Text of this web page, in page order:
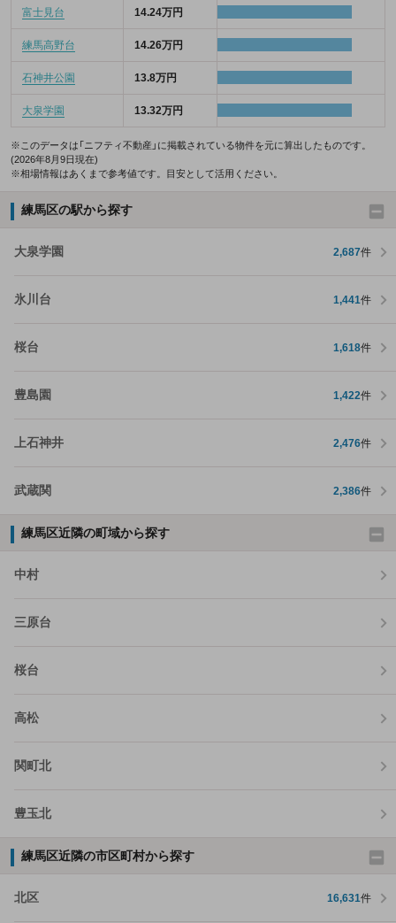
富士見台 14.24万円
練馬高野台 14.26万円
石神井公園 13.8万円
大泉学園 13.32万円
※このデータは「ニフティ不動産」に掲載されている物件を元に算出したものです。
(2026年8月9日現在)
※相場情報はあくまで参考値です。目安として活用ください。
練馬区の駅から探す
大泉学園 2,687件
氷川台 1,441件
桜台 1,618件
豊島園 1,422件
上石神井 2,476件
武蔵関 2,386件
練馬区近隣の町域から探す
中村
三原台
桜台
高松
関町北
豊玉北
練馬区近隣の市区町村から探す
北区 16,631件